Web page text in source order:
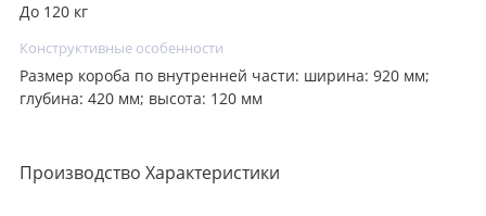
До 120 кг
Конструктивные особенности
Размер короба по внутренней части: ширина: 920 мм;
глубина: 420 мм; высота: 120 мм
Производство Характеристики